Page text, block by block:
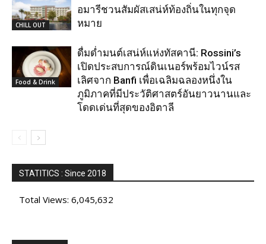
CHILL OUT
อมารีชวนสัมผัสเสน่ห์ท้องถิ่นในทุกจุด
หมาย
Food & Drink
ดื่มด่ำมนต์เสน่ห์แห่งทัสคานี: Rossini’s
เปิดประสบการณ์ดินเนอร์พร้อมไวน์รส
เลิศจาก Banfi เพื่อเฉลิมฉลองหนึ่งใน
ภูมิภาคที่มีประวัติศาสตร์อันยาวนานและ
โดดเด่นที่สุดของอิตาลี
STATITICS : Since 2018
Total Views: 6,045,632